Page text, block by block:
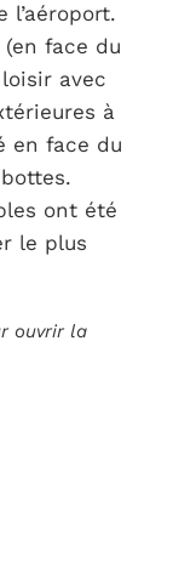
l’aéroport.
face du
avec
à
en face du
ont été
le plus
ouvrir la